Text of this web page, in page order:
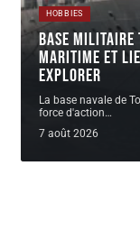
HOBBIES
Base
maritime et
explorer
La base navale de
force d'action…
7 août 2026